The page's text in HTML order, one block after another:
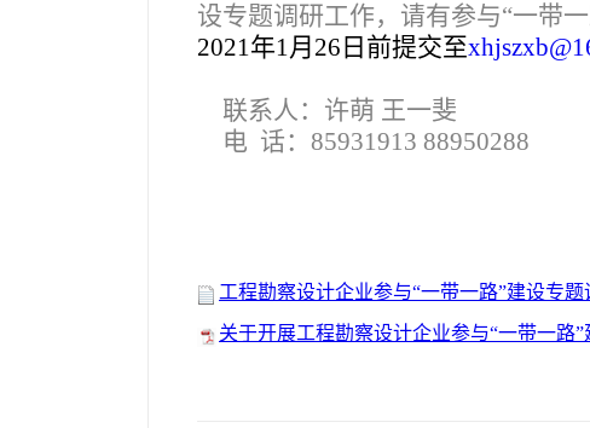
设专题调研工作，请有参与“一带
2021年1月26日前提交至
联系人：许萌 王一斐
电 话：85931913 88950288
工程勘察设计企业参与“一带一路”建设专题
关于开展工程勘察设计企业参与“一带一路